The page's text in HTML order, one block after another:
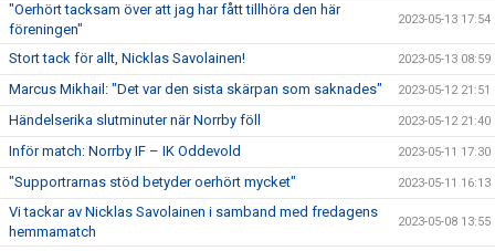
"Oerhört tacksam över att jag har fått tillhöra den här
föreningen"
2023-05-13 17:54
Stort tack för allt, Nicklas Savolainen! 2023-05-13 08:59
Marcus Mikhail: "Det var den sista skärpan som saknades" 2023-05-12 21:51
Händelserika slutminuter när Norrby föll 2023-05-12 21:40
Inför match: Norrby IF – IK Oddevold 2023-05-11 17:30
"Supportrarnas stöd betyder oerhört mycket" 2023-05-11 16:13
Vi tackar av Nicklas Savolainen i samband med fredagens
hemmamatch
2023-05-08 13:55